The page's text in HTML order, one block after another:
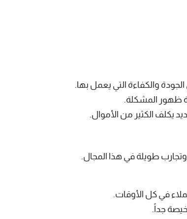
والكفاءة التي يعمل بها.
ظهور المشكلة.
يكلف الكثير من الأموال.
طويلة في هذا المجال.
جداً.